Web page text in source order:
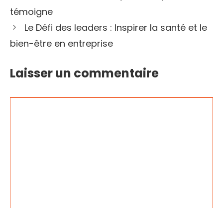
témoigne
Le Défi des leaders : Inspirer la santé et le
bien-être en entreprise
Laisser un commentaire